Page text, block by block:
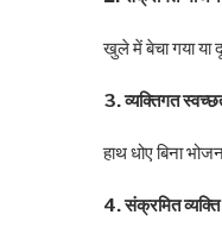
खुले में बेचा गया या
3. व्यक्तिगत
हाथ धोए बिना
4. संक्रमित